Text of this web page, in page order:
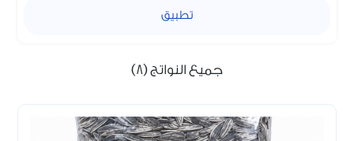
تطبيق
جميع النواتج (8)